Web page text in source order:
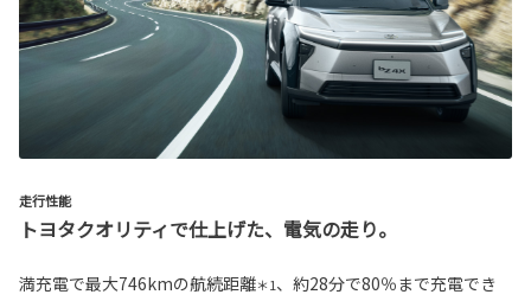
走行性能
トヨタクオリティで仕上げた、電気の走り。
満充電で最大746kmの航続距離＊1、約28分で80％まで充電でき